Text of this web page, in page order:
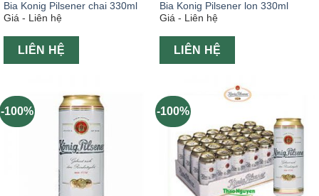
Bia Konig Pilsener chai 330ml
Giá - Liên hệ
LIÊN HỆ
Bia Konig Pilsener lon 330ml
Giá - Liên hệ
LIÊN HỆ
-100% -100%